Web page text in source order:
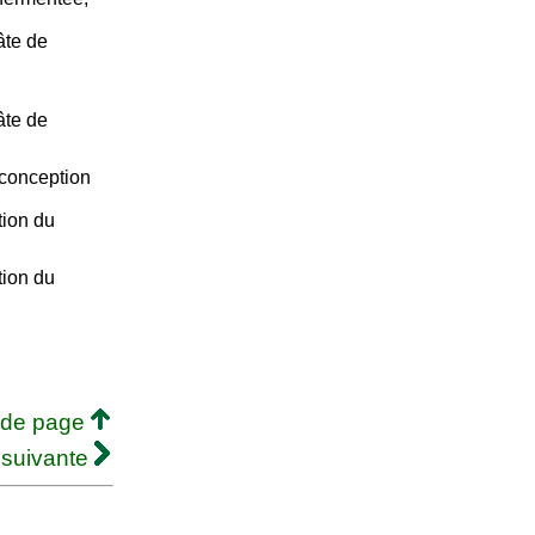
de
de
du
du
page